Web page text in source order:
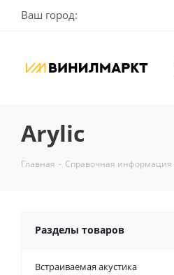
Ваш город:
Arylic
Главная - Справочная информация
Разделы товаров
Встраиваемая акустика